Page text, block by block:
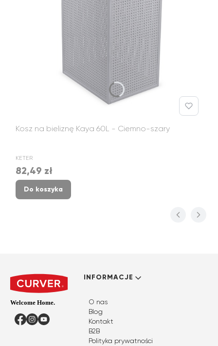
Kosz na bieliznę Kaya 60L - Ciemno-szary
PRODUCENT
KETER
Cena
82,49 zł
Do koszyka
Facebook
Instagram
YouTube
Linki w stopce
INFORMACJE
O nas
Blog
Kontakt
B2B
Polityka prywatności